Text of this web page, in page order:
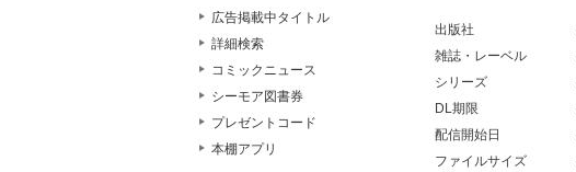
広告掲載中タイトル
詳細検索
コミックニュース
シーモア図書券
プレゼントコード
本棚アプリ
出版社
雑誌・レーベル
シリーズ
DL期限
配信開始日
ファイルサイズ